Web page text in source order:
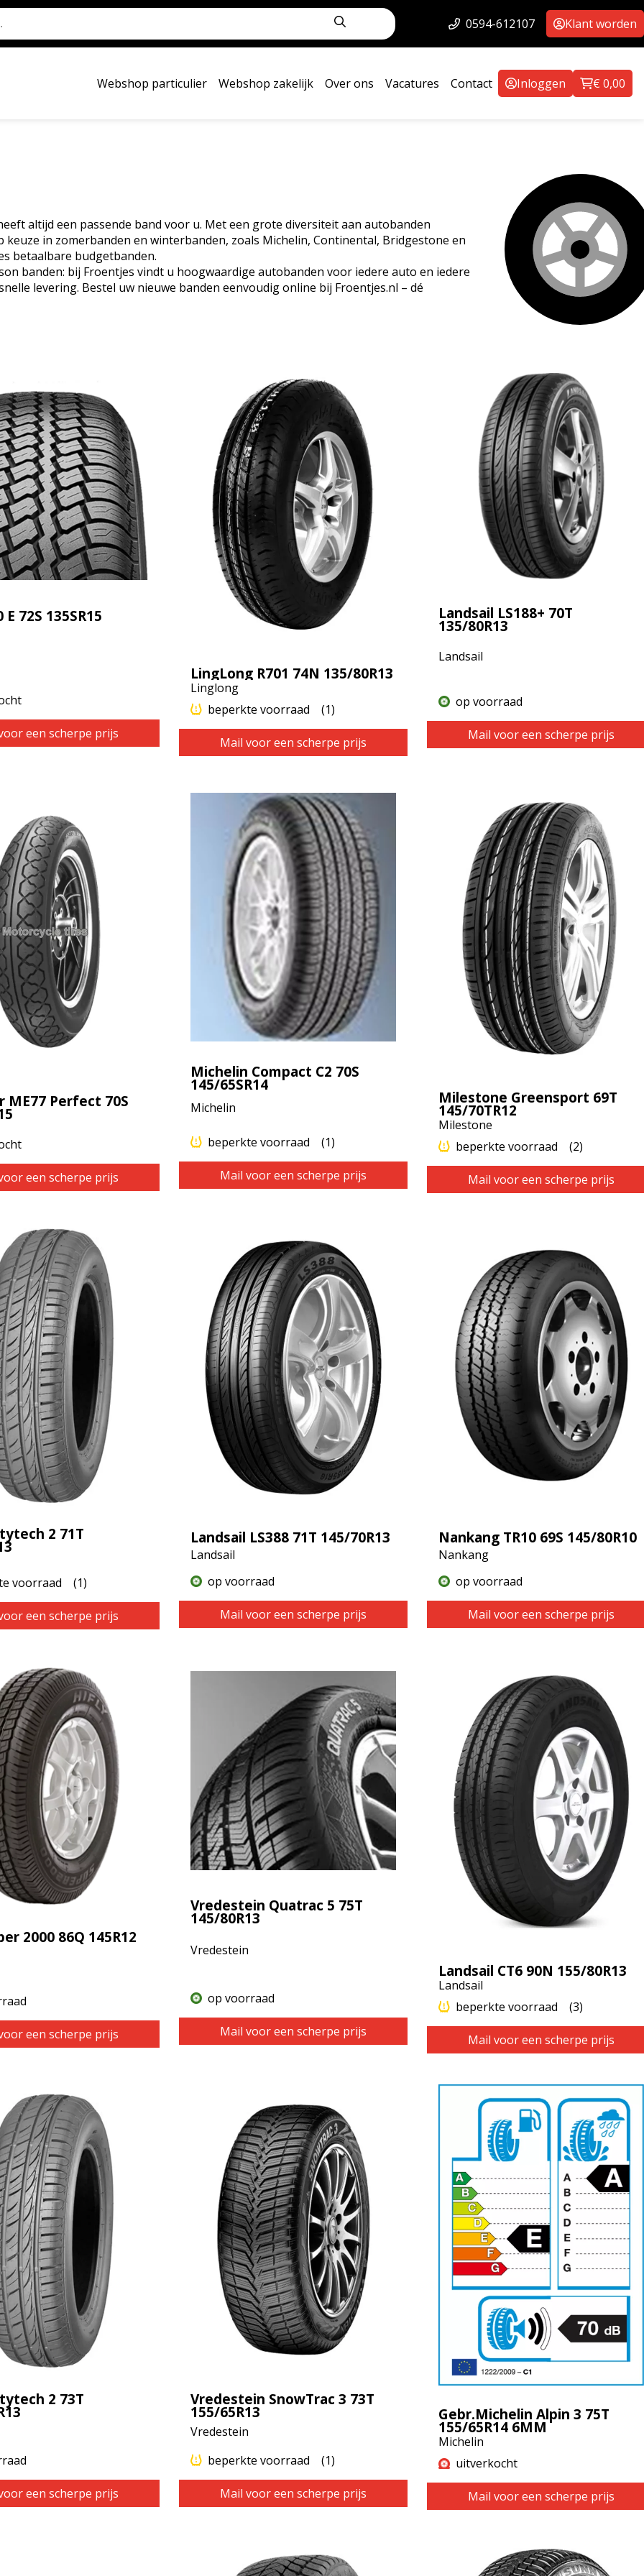
0594-612107 Klant worden
Webshop particulier Webshop zakelijk Over ons Vacatures Contact Inloggen € 0,00
altijd een passende band voor u. Met een grote diversiteit aan autobanden
in zomerbanden en winterbanden, zoals Michelin, Continental, Bridgestone en
betaalbare budgetbanden.
banden: bij Froentjes vindt u hoogwaardige autobanden voor iedere auto en iedere
levering. Bestel uw nieuwe banden eenvoudig online bij Froentjes.nl – dé
72S 135SR15
een scherpe prijs
LingLong R701 74N 135/80R13
Linglong
beperkte voorraad
(1)
Mail voor een scherpe prijs
Landsail LS188+ 70T
135/80R13
Landsail
op voorraad
Mail voor een scherpe prijs
ME77 Perfect 70S
een scherpe prijs
Michelin Compact C2 70S
145/65SR14
Michelin
beperkte voorraad (1)
Mail voor een scherpe prijs
Milestone Greensport 69T
145/70TR12
Milestone
beperkte voorraad
(2)
Mail voor een scherpe prijs
2 71T
voorraad (1)
een scherpe prijs
Landsail LS388 71T 145/70R13
Landsail
op voorraad
Mail voor een scherpe prijs
Nankang TR10 69S 145/80R10
Nankang
op voorraad
Mail voor een scherpe prijs
2000 86Q 145R12
een scherpe prijs
Vredestein Quatrac 5 75T
145/80R13
Vredestein
op voorraad
Mail voor een scherpe prijs
Landsail CT6 90N 155/80R13
Landsail
beperkte voorraad
(3)
Mail voor een scherpe prijs
2 73T
een scherpe prijs
Vredestein SnowTrac 3 73T
155/65R13
Vredestein
beperkte voorraad
(1)
Mail voor een scherpe prijs
Gebr.Michelin Alpin 3 75T
155/65R14 6MM
Michelin
uitverkocht
Mail voor een scherpe prijs